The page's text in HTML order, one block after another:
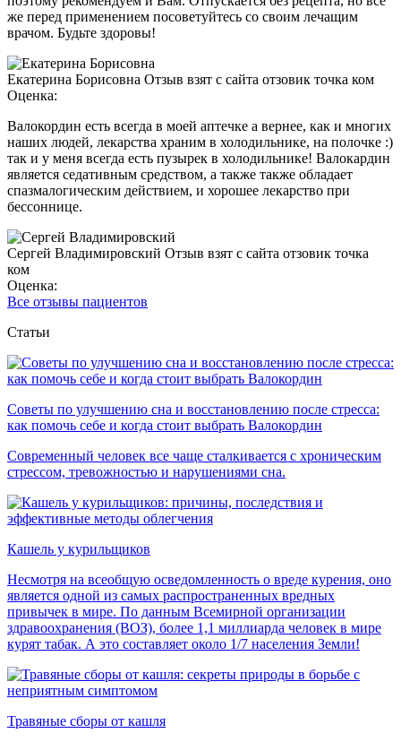
же перед применением посоветуйтесь со своим лечащим
врачом. Будьте здоровы!
Екатерина Борисовна Отзыв взят с сайта отзовик точка ком
Оценка:
Валокордин есть всегда в моей аптечке а вернее, как и многих
наших людей, лекарства храним в холодильнике, на полочке :)
так и у меня всегда есть пузырек в холодильнике! Валокардин
является седативным средством, а также также обладает
спазмалогическим действием, и хорошее лекарство при
бессоннице.
Сергей Владимировский Отзыв взят с сайта отзовик точка
ком
Оценка:
Все отзывы пациентов
Статьи
Советы по улучшению сна и восстановлению после стресса:
как помочь себе и когда стоит выбрать Валокордин
Современный человек все чаще сталкивается с хроническим
стрессом, тревожностью и нарушениями сна.
Кашель у курильщиков
Несмотря на всеобщую осведомленность о вреде курения, оно
является одной из самых распространенных вредных
привычек в мире. По данным Всемирной организации
здравоохранения (ВОЗ), более 1,1 миллиарда человек в мире
курят табак. А это составляет около 1/7 населения Земли!
Травяные сборы от кашля